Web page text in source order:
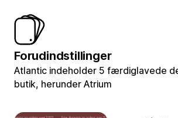
Forudindstillinger
Atlantic indeholder 5 færdiglavede
butik, herunder Atrium